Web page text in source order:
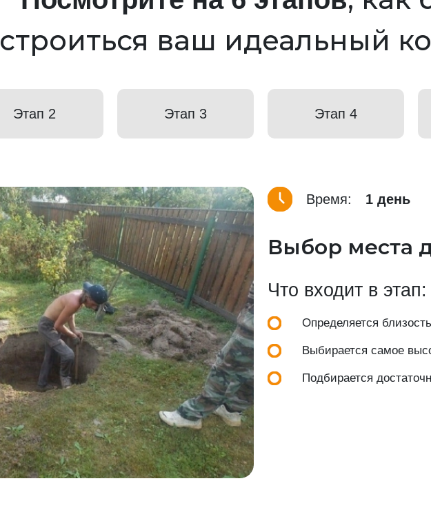
строиться ваш идеальный
Этап 2 Этап 3 Этап 4
Время: 1 день
Выбор места
Что входит в этап:
Определяется
Выбирается самое
Подбирается